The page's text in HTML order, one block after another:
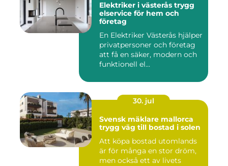
Elektriker i västerås trygg
elservice för hem och
företag
En Elektriker Västerås hjälper
privatpersoner och företag
att få en säker, modern och
funktionell el...
30. jul
Svensk mäklare mallorca
trygg väg till bostad i solen
Att köpa bostad utomlands
är för många en stor dröm,
men också ett av livets